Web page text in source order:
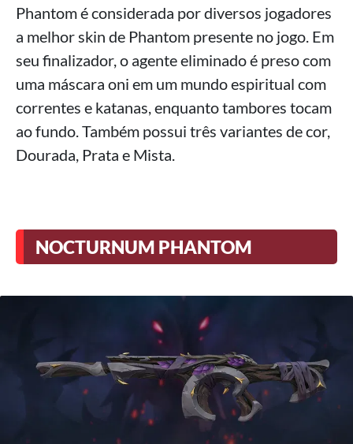
Phantom é considerada por diversos jogadores
a melhor skin de Phantom presente no jogo. Em
seu finalizador, o agente eliminado é preso com
uma máscara oni em um mundo espiritual com
correntes e katanas, enquanto tambores tocam
ao fundo. Também possui três variantes de cor,
Dourada, Prata e Mista.
NOCTURNUM PHANTOM